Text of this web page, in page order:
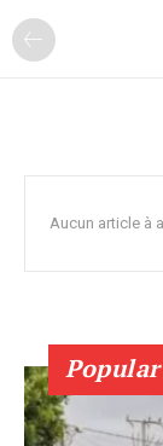
Aucun article à
Popular